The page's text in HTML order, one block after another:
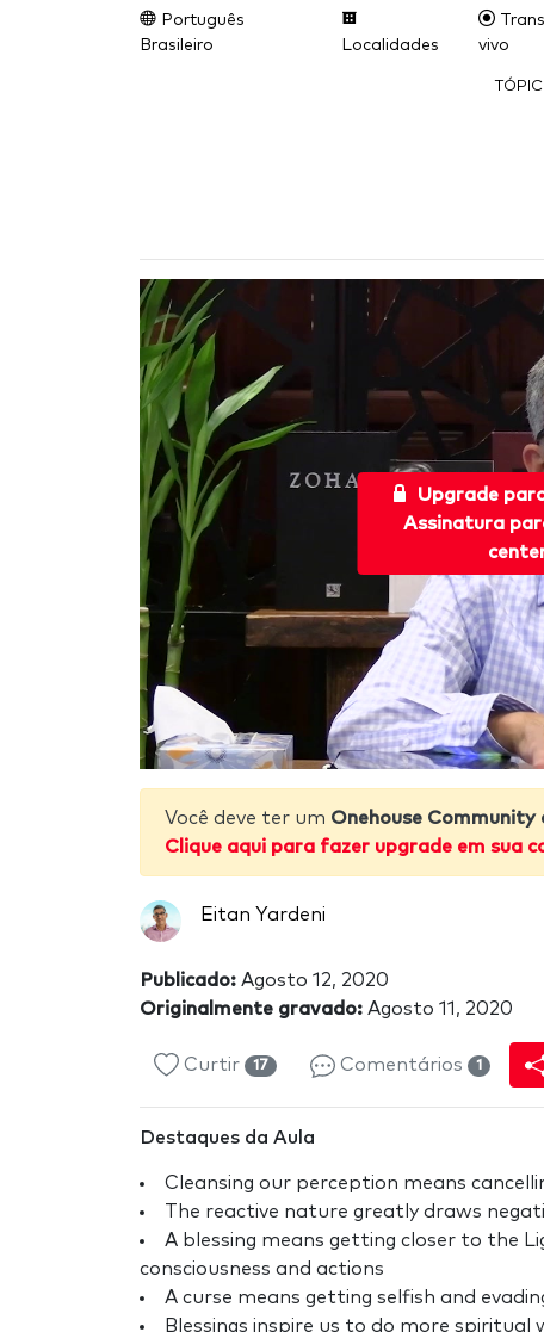
Português
Brasileiro
Localidades
vivo
Upgrade
Assinatura
Você deve ter um Onehouse Community
Clique aqui para fazer upgrade em sua
Eitan Yardeni
Publicado: Agosto 12, 2020
Originalmente gravado: Agosto 11, 2020
Curtir 17 Comentários 1
Destaques da Aula
Cleansing our perception means
The reactive nature greatly draws
A blessing means getting closer to the
consciousness and actions
A curse means getting selfish and
Blessings inspire us to do more spiritual